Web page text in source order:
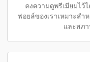
คงความดูพรีเมียมไว้
ฟอยล์ของเราเหมาะส
และสภ